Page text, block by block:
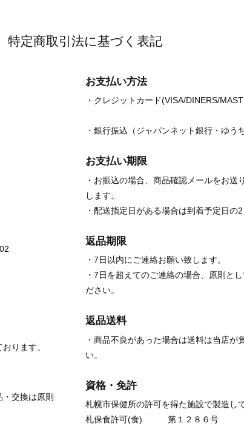
特定商取引法に基づく表記
ります。
交換は原則
お支払い方法
・クレジットカード(VISA/DINERS/
・銀行振込（ジャパンネット銀行・ゆう
お支払い期限
・お振込の場合、商品確認メールをお
します。
・配送指定日がある場合は到着予定日の
返品期限
・7日以内にご連絡お願い致します。
・7日を超えてのご連絡の場合、原則と
ださい。
返品送料
・商品不良があった場合は送料は当店が
い。
資格・免許
札幌市保健所の許可を得た施設で製造し
札保食許可(食) 第１２８６号